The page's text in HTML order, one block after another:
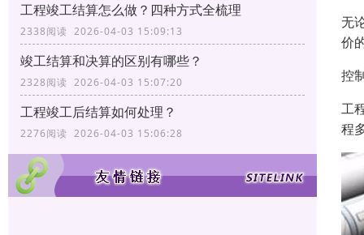
工程竣工结算怎么做？四种方式全梳理
2338阅读 2026-04-03 15:09:13
竣工结算和决算的区别有哪些？
2328阅读 2026-04-03 15:07:20
工程竣工后结算如何处理？
2276阅读 2026-04-03 15:06:28
无
价
控
工
程